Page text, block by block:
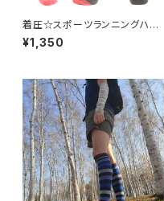
着圧☆スポーツランニングハイ
ソックス tanu A2
¥1,350